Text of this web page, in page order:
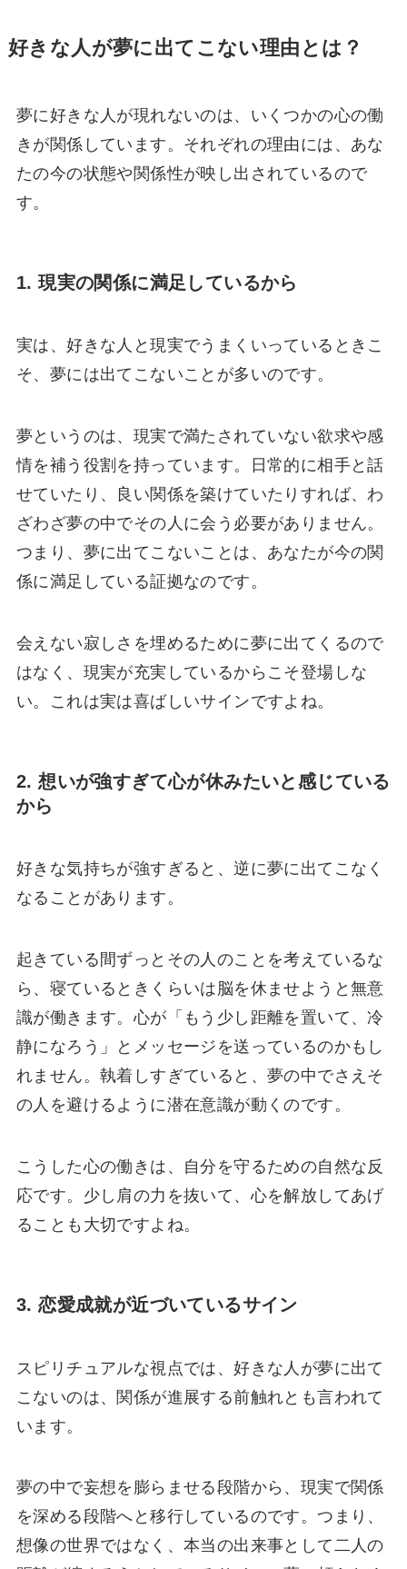
好きな人が夢に出てこない理由とは？
夢に好きな人が現れないのは、いくつかの心の働
きが関係しています。それぞれの理由には、あな
たの今の状態や関係性が映し出されているので
す。
1. 現実の関係に満足しているから
実は、好きな人と現実でうまくいっているときこ
そ、夢には出てこないことが多いのです。
夢というのは、現実で満たされていない欲求や感
情を補う役割を持っています。日常的に相手と話
せていたり、良い関係を築けていたりすれば、わ
ざわざ夢の中でその人に会う必要がありません。
つまり、夢に出てこないことは、あなたが今の関
係に満足している証拠なのです。
会えない寂しさを埋めるために夢に出てくるので
はなく、現実が充実しているからこそ登場しな
い。これは実は喜ばしいサインですよね。
2. 想いが強すぎて心が休みたいと感じている
から
好きな気持ちが強すぎると、逆に夢に出てこなく
なることがあります。
起きている間ずっとその人のことを考えているな
ら、寝ているときくらいは脳を休ませようと無意
識が働きます。心が「もう少し距離を置いて、冷
静になろう」とメッセージを送っているのかもし
れません。執着しすぎていると、夢の中でさえそ
の人を避けるように潜在意識が動くのです。
こうした心の働きは、自分を守るための自然な反
応です。少し肩の力を抜いて、心を解放してあげ
ることも大切ですよね。
3. 恋愛成就が近づいているサイン
スピリチュアルな視点では、好きな人が夢に出て
こないのは、関係が進展する前触れとも言われて
います。
夢の中で妄想を膨らませる段階から、現実で関係
を深める段階へと移行しているのです。つまり、
想像の世界ではなく、本当の出来事として二人の